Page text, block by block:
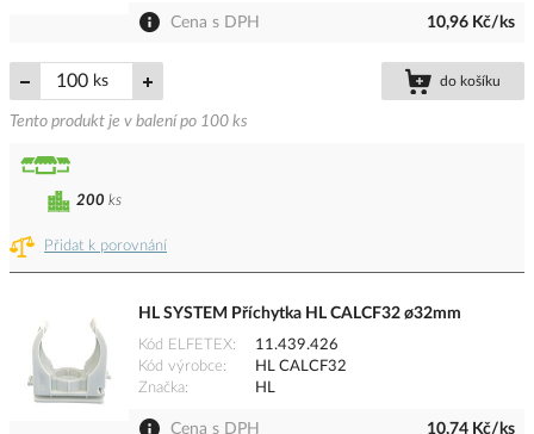
Cena s DPH 10,96 Kč/ks
ks do košíku
Tento produkt je v balení po 100 ks
Přidat k porovnání
200 ks
HL SYSTEM Příchytka HL CALCF32 ø32mm
Kód ELFETEX
11.439.426
Kód výrobce
HL CALCF32
Značka
HL
Cena s DPH 10,74 Kč/ks